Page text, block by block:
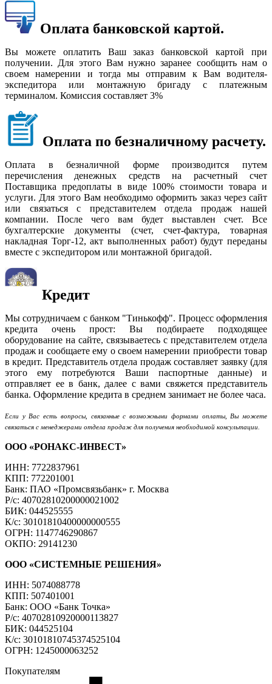
Оплата банковской картой.
Вы можете оплатить Ваш заказ банковской картой при
получении. Для этого Вам нужно заранее сообщить нам о
своем намерении и тогда мы отправим к Вам водителя-
экспедитора или монтажную бригаду с платежным
терминалом. Комиссия составляет 3%
Оплата по безналичному расчету.
Оплата в безналичной форме производится путем
перечисления денежных средств на расчетный счет
Поставщика предоплаты в виде 100% стоимости товара и
услуги. Для этого Вам необходимо оформить заказ через сайт
или связаться с представителем отдела продаж нашей
компании. После чего вам будет выставлен счет. Все
бухгалтерские документы (счет, счет-фактура, товарная
накладная Торг-12, акт выполненных работ) будут переданы
вместе с экспедитором или монтажной бригадой.
Кредит
Мы сотрудничаем с банком "Тинькофф". Процесс оформления
кредита очень прост: Вы подбираете подходящее
оборудование на сайте, связываетесь с представителем отдела
продаж и сообщаете ему о своем намерении приобрести товар
в кредит. Представитель отдела продаж составляет заявку (для
этого ему потребуются Ваши паспортные данные) и
отправляет ее в банк, далее с вами свяжется представитель
банка. Оформление кредита в среднем занимает не более часа.
Если у Вас есть вопросы, связанные с возможными формами оплаты, Вы можете
связаться с менеджерами отдела продаж для получения необходимой консультации.
ООО «РОНАКС-ИНВЕСТ»
ИНН: 7722837961
КПП: 772201001
Банк: ПАО «Промсвязьбанк» г. Москва
Р/с: 40702810200000021002
БИК: 044525555
К/с: 30101810400000000555
ОГРН: 1147746290867
ОКПО: 29141230
ООО «СИСТЕМНЫЕ РЕШЕНИЯ»
ИНН: 5074088778
КПП: 507401001
Банк: ООО «Банк Точка»
Р/с: 40702810920000113827
БИК: 044525104
К/с: 30101810745374525104
ОГРН: 1245000063252
Покупателям